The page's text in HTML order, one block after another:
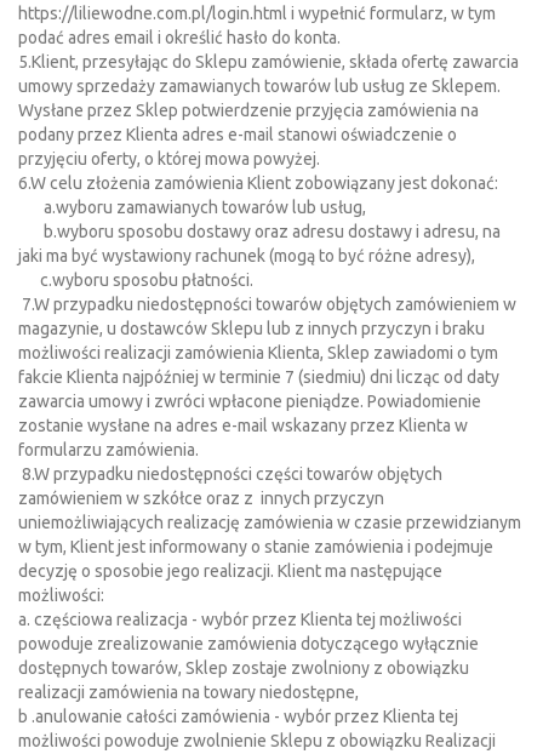
https://liliewodne.com.pl/login.html i wypełnić formularz, w tym
podać adres email i określić hasło do konta.
5.Klient, przesyłając do Sklepu zamówienie, składa ofertę zawarcia
umowy sprzedaży zamawianych towarów lub usług ze Sklepem.
Wysłane przez Sklep potwierdzenie przyjęcia zamówienia na
podany przez Klienta adres e-mail stanowi oświadczenie o
przyjęciu oferty, o której mowa powyżej.
6.W celu złożenia zamówienia Klient zobowiązany jest dokonać:
a.wyboru zamawianych towarów lub usług,
b.wyboru sposobu dostawy oraz adresu dostawy i adresu, na
jaki ma być wystawiony rachunek (mogą to być różne adresy),
c.wyboru sposobu płatności.
7.W przypadku niedostępności towarów objętych zamówieniem w
magazynie, u dostawców Sklepu lub z innych przyczyn i braku
możliwości realizacji zamówienia Klienta, Sklep zawiadomi o tym
fakcie Klienta najpóźniej w terminie 7 (siedmiu) dni licząc od daty
zawarcia umowy i zwróci wpłacone pieniądze. Powiadomienie
zostanie wysłane na adres e-mail wskazany przez Klienta w
formularzu zamówienia.
8.W przypadku niedostępności części towarów objętych
zamówieniem w szkółce oraz z innych przyczyn
uniemożliwiających realizację zamówienia w czasie przewidzianym
w tym, Klient jest informowany o stanie zamówienia i podejmuje
decyzję o sposobie jego realizacji. Klient ma następujące
możliwości:
a. częściowa realizacja - wybór przez Klienta tej możliwości
powoduje zrealizowanie zamówienia dotyczącego wyłącznie
dostępnych towarów, Sklep zostaje zwolniony z obowiązku
realizacji zamówienia na towary niedostępne,
b .anulowanie całości zamówienia - wybór przez Klienta tej
możliwości powoduje zwolnienie Sklepu z obowiązku Realizacji